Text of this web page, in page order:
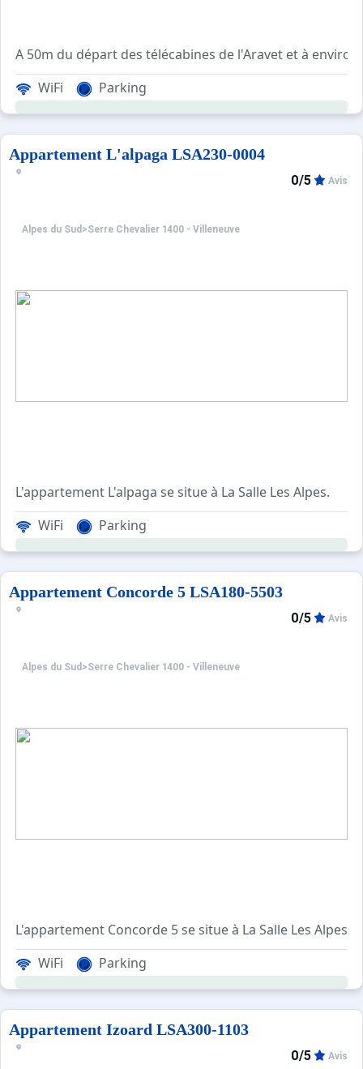
A 50m du départ des télécabines de l'Aravet et à
Animaux refusés.
WiFi Parking
Appartement L'alpaga LSA230-0004
Alpes du Sud >Serre Chevalier 1400 - Villeneuve
0/5 Avis
L'appartement L'alpaga se situe à La Salle Les Alpes.
La résidence l' Alpaga se stiue en centre de station à
Cet appartement en rez de chaussée se compose
Nos amis les animaux ne sont pas acceptés!
Les avantages de cette location de vacances: Vous
WiFi Parking
Appartement Concorde 5 LSA180-5503
Alpes du Sud >Serre Chevalier 1400 - Villeneuve
0/5 Avis
L'appartement Concorde 5 se situe à La Salle Les Alpes.
Le
Ce petit studio de montagne comprend un séjour avec
Les avantages de ce studio: Le parking privé et les
Ménage avec désinfection inclus.
WiFi Parking
Appartement Izoard LSA300-1103
0/5 Avis